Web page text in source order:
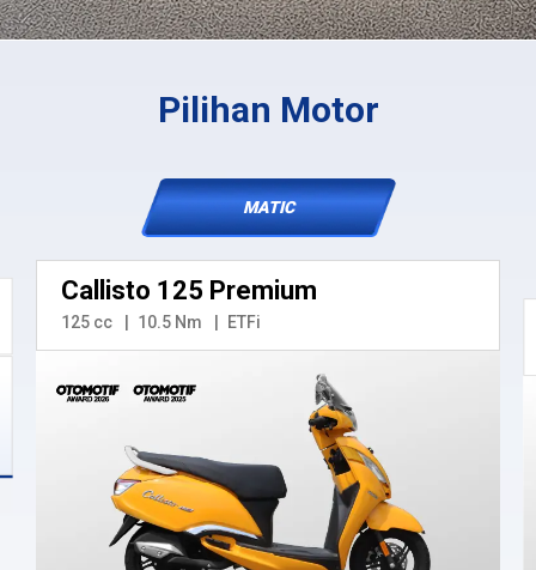
Pilihan Motor
MATIC
Callisto 125 Premium
125 cc 10.5 Nm ETFi